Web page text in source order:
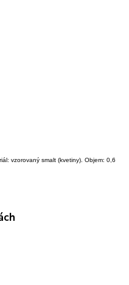
vzorovaný smalt (kvetiny). Objem: 0,6